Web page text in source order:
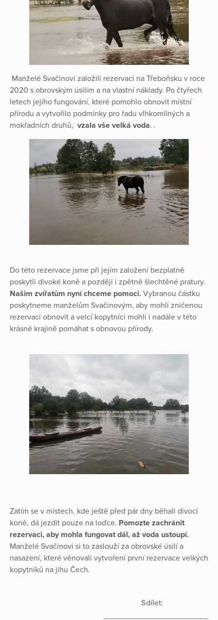
Manželé Svačinovi založili rezervaci na Třeboňsku v roce
2020 s obrovským úsilím a na vlastní náklady. Po čtyřech
letech jejího fungování, které pomohlo obnovit místní
přírodu a vytvořilo podmínky pro řadu vlhkomilných a
mokřadních druhů, vzala vše velká voda. .
Do této rezervace jsme při jejím založení bezplatně
poskytli divoké koně a později i zpětně šlechtěné pratury.
Našim zvířatům nyní chceme pomoci. Vybranou částku
poskytneme manželům Svačinovým, aby mohli zničenou
rezervaci obnovit a velcí kopytníci mohli i nadále v této
krásné krajině pomáhat s obnovou přírody.
Zatím se v místech, kde ještě před pár dny běhali divocí
koně, dá jezdit pouze na loďce. Pomozte zachránit
rezervaci, aby mohla fungovat dál, až voda ustoupí.
Manželé Svačinovi si to zaslouží za obrovské úsilí a
nasazení, které věnovali vytvoření první rezervace velkých
kopytníků na jihu Čech.
Sdílet: